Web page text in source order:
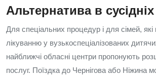
Альтернатива в
Для спеціальних процедур і для сімей,
лікуванню у вузькоспеціалізованих
найближчі обласні центри пропонують
послуг. Поїздка до Чернігова або Ніжина